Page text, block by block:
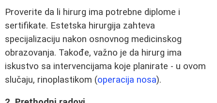
Proverite da li hirurg ima potrebne diplome i
sertifikate. Estetska hirurgija zahteva
specijalizaciju nakon osnovnog medicinskog
obrazovanja. Takođe, važno je da hirurg ima
iskustvo sa intervencijama koje planirate - u ovom
slučaju, rinoplastikom (operacija nosa).